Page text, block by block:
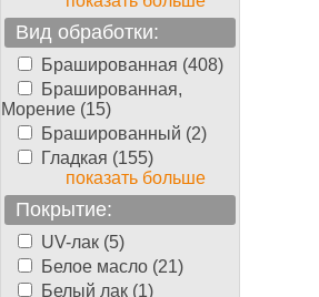
Вид обработки:
Брашированная (408)
Брашированная,
Морение (15)
Брашированный (2)
Гладкая (155)
показать больше
Покрытие:
UV-лак (5)
Белое масло (21)
Белый лак (1)